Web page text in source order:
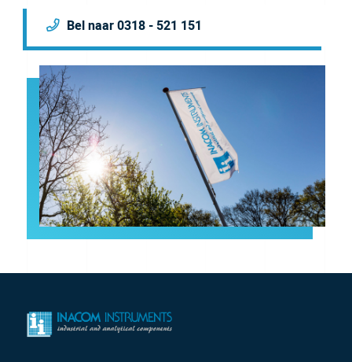
Bel naar 0318 - 521 151